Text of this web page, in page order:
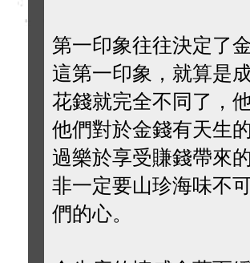
第一印象往往決定了
這第一印象，就算是
花錢就完全不同了，
他們對於金錢有天生
過樂於享受賺錢帶來
非一定要山珍海味不
們的心。